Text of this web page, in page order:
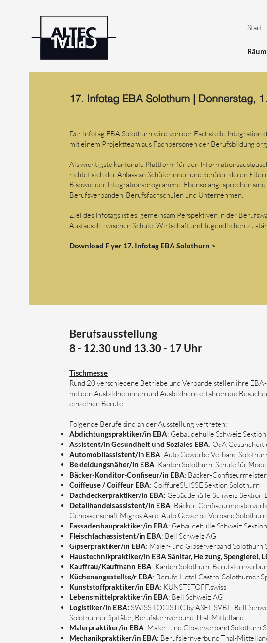
Start
17. Infotag EBA Solothurn | Donnerstag,
Der Infotag EBA Solothurn wird von der Fachstelle Integration
mit einem Projektteam aus Fachpersonen der Berufsbildung
Als wichtigste kantonale Plattform für den
richtet sich der Anlass an Schülerinnen und Schüler, deren
B sowie der Integrationsprogramme. Ebenso angesprochen
Berufsverbänden, Berufsfachschulen und Unternehmen.
Ziel des Infotags ist es, gemeinsam Perspektiven in der
Austausch zwischen Schule, Wirtschaft und Jugendlichen zu
Download Flyer 17. Infotag EBA Solothurn >
Berufsausstellung
8 - 12.30 und 13.30 - 17 Uhr
Tischmesse
Rund 20 verschiedene Betriebe und Verbände stellen ihre
mit den Ausbildnerinnen und Ausbildnern erfahren die
einzelnen Berufe.
Folgende Berufe sind an der Ausstellung vertreten:
Abdichtungspraktiker/in EBA: Gebäudehülle Schweiz
Assistent/in Gesundheit und Soziales EBA: OdA Gesundheit
Automobilassistent/in EBA: Auto Gewerbe Verband
Bekleidungsnäher/in EBA: Kanton Solothurn, Schule für
Bäcker-Konditor-Confiseur/in EBA: Bäcker-
Coiffeuse / Coiffeur EBA: CoiffureSUISSE Sektion Solothurn
Dachdeckerpraktiker/in EBA: Gebäudehülle Schweiz Sektion
Detailhandelsassistent/in EBA: Bäcker-
Genossenschaft Migros Aare, Auto Gewerbe Verband Solothurn
Fassadenbaupraktiker/in EBA: Gebäudehülle Schweiz
Fleischfachassistent/in EBA: Bell Schweiz AG
Gipserpraktiker/in EBA: Maler- und Gipserverband Solothurn
Haustechnikpraktiker/in EBA Sänitar, Heizung, Spenglerei,
Kauffrau/Kaufmann EBA: Kanton Solothurn,
Küchenangestellte/r EBA: Berufe Hotel Gastro, Solothurner
Kunststoffpraktiker/in EBA: KUNSTSTOFF.swiss
Lebensmittelpraktiker/in EBA: Bell Schweiz AG
Logistiker/in EBA: SWISS LOGISTIC by ASFL SVBL, Bell
Solothurner Spitäler, Berufslernverbund Thal-Mittelland
Malerpraktiker/in EBA: Maler- und Gipserverband Solothurn
Mechanikpraktiker/in EBA: Berufslernverbund Thal-